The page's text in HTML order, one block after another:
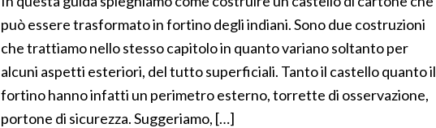
può essere trasformato in fortino degli indiani. Sono due costruzioni
che trattiamo nello stesso capitolo in quanto variano soltanto per
alcuni aspetti esteriori, del tutto superficiali. Tanto il castello quanto il
fortino hanno infatti un perimetro esterno, torrette di osservazione,
portone di sicurezza. Suggeriamo, […]